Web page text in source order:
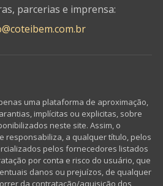
parcerias e imprensa:
uma plataforma de aproximação,
implícitas ou explicitas, sobre
neste site. Assim, o
responsabiliza, a qualquer título, pelos
pelos fornecedores listados
por conta e risco do usuário, que
danos ou prejuízos, de qualquer
da contratação/aquisição dos